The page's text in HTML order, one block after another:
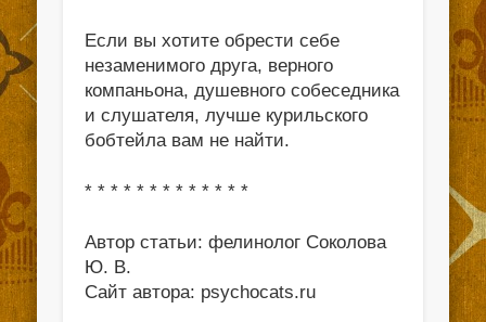
Если вы хотите обрести себе
незаменимого друга, верного
компаньона, душевного собеседника
и слушателя, лучше курильского
бобтейла вам не найти.
* * * * * * * * * * * * *
Автор статьи: фелинолог Соколова
Ю. В.
Сайт автора: psychocats.ru